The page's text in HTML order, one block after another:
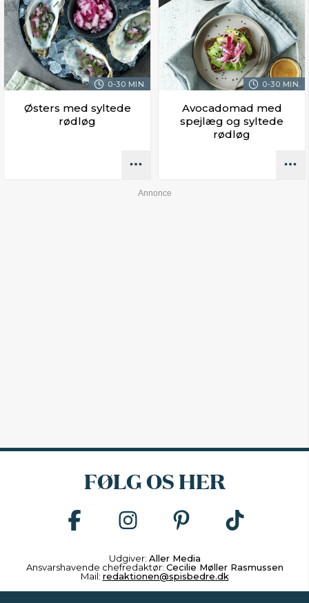
0-30 MIN.
Østers med syltede
rødløg
0-30 MIN.
Avocadomad med
spejlæg og syltede
rødløg
FØLG OS HER
Udgiver: Aller Media
Ansvarshavende chefredaktør: Cecilie Møller Rasmussen
Mail: redaktionen@spisbedre.dk